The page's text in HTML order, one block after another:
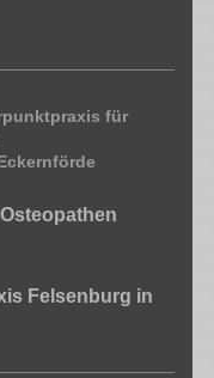
für
Felsenburg in